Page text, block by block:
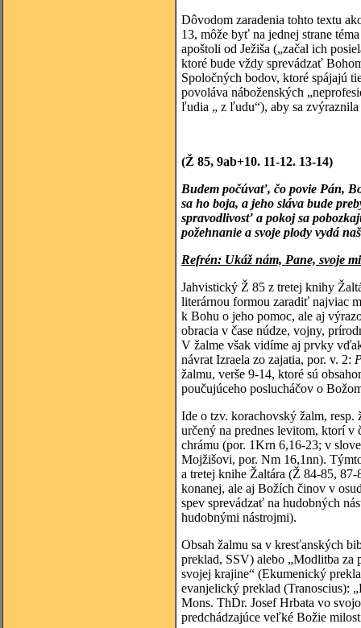
Dôvodom zaradenia tohto textu
13, môže byť na jednej strane
apoštoli od Ježiša („začal ich
ktoré bude vždy sprevádzať
Spoločných bodov, ktoré spájajú
povoláva náboženských
ľudia „ z ľudu“), aby sa
(Ž 85, 9ab+10. 11-12. 13-14)
Budem počúvať, čo povie Pán,
sa ho boja, a jeho sláva bude
spravodlivosť a pokoj sa
požehnanie a svoje plody vydá
Refrén: Ukáž nám, Pane, svoje
Jahvistický Ž 85 z tretej knihy
literárnou formou zaradiť najviac
k Bohu o jeho pomoc, ale aj
obracia v čase núdze, vojny,
V žalme však vidíme aj prvky
návrat Izraela zo zajatia, por. v. 2:
žalmu, verše 9-14, ktoré sú
poučujúceho poslucháčov o
Ide o tzv. korachovský žalm,
určený na prednes levitom, ktorí v
chrámu (por. 1Krn 6,16-23; v
Mojžišovi, por. Nm 16,1nn).
a tretej knihe Žaltára (Ž 84-85,
konanej, ale aj Božích činov v
spev sprevádzať na hudobných
hudobnými nástrojmi).
Obsah žalmu sa v kresťanských
preklad, SSV) alebo „Modlitba
svojej krajine“ (Ekumenický
evanjelický preklad (Tranoscius):
Mons. ThDr. Josef Hrbata vo
predchádzajúce veľké Božie